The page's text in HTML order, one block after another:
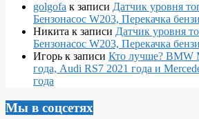
golgofa к записи Датчик уровня
Бензонасос W203, Перекачка
Никита к записи Датчик уровня
Бензонасос W203, Перекачка
Игорь к записи Кто лучше? BMW
года, Audi RS7 2021 года и
года
Мы в соцсетях